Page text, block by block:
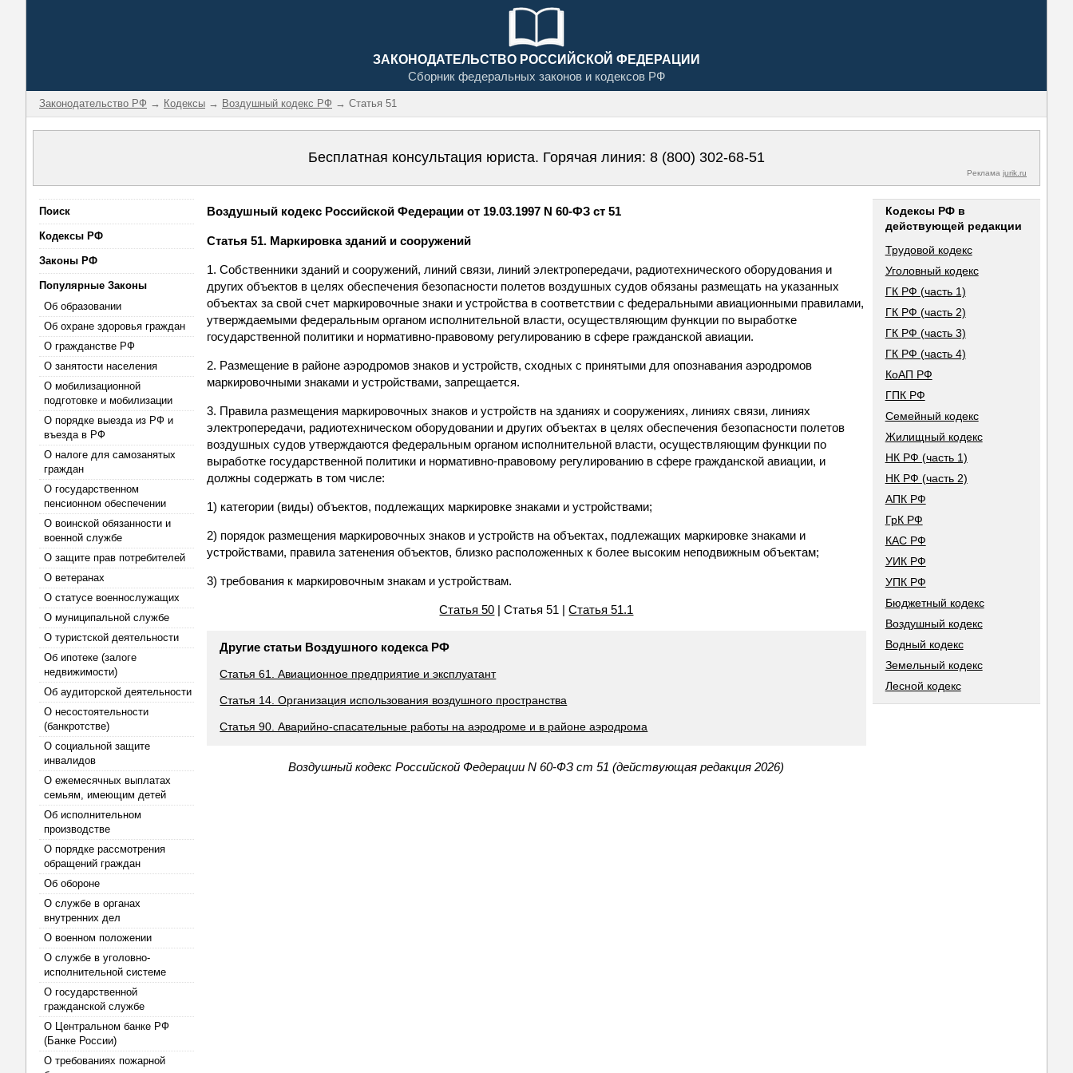
ЗАКОНОДАТЕЛЬСТВО РОССИЙСКОЙ ФЕДЕРАЦИИ
Сборник федеральных законов и кодексов РФ
Законодательство РФ → Кодексы → Воздушный кодекс РФ → Статья 51
Бесплатная консультация юриста. Горячая линия: 8 (800) 302-68-51
Реклама jurik.ru
Поиск
Кодексы РФ
Законы РФ
Популярные Законы
Об образовании
Об охране здоровья граждан
О гражданстве РФ
О занятости населения
О мобилизационной
подготовке и мобилизации
О порядке выезда из РФ и
въезда в РФ
О налоге для самозанятых
граждан
О государственном
пенсионном обеспечении
О воинской обязанности и
военной службе
О защите прав потребителей
О ветеранах
О статусе военнослужащих
О муниципальной службе
О туристской деятельности
Об ипотеке (залоге
недвижимости)
Об аудиторской деятельности
О несостоятельности
(банкротстве)
О социальной защите
инвалидов
О ежемесячных выплатах
семьям, имеющим детей
Об исполнительном
производстве
О порядке рассмотрения
обращений граждан
Об обороне
О службе в органах
внутренних дел
О военном положении
О службе в уголовно-
исполнительной системе
О государственной
гражданской службе
О Центральном банке РФ
(Банке России)
О требованиях пожарной
Воздушный кодекс Российской Федерации от 19.03.1997 N 60-ФЗ ст 51
Статья 51. Маркировка зданий и сооружений
1. Собственники зданий и сооружений, линий связи, линий электропередачи, радиотехнического оборудования и
других объектов в целях обеспечения безопасности полетов воздушных судов обязаны размещать на указанных
объектах за свой счет маркировочные знаки и устройства в соответствии с федеральными авиационными правилами,
утверждаемыми федеральным органом исполнительной власти, осуществляющим функции по выработке
государственной политики и нормативно-правовому регулированию в сфере гражданской авиации.
2. Размещение в районе аэродромов знаков и устройств, сходных с принятыми для опознавания аэродромов
маркировочными знаками и устройствами, запрещается.
3. Правила размещения маркировочных знаков и устройств на зданиях и сооружениях, линиях связи, линиях
электропередачи, радиотехническом оборудовании и других объектах в целях обеспечения безопасности полетов
воздушных судов утверждаются федеральным органом исполнительной власти, осуществляющим функции по
выработке государственной политики и нормативно-правовому регулированию в сфере гражданской авиации, и
должны содержать в том числе:
1) категории (виды) объектов, подлежащих маркировке знаками и устройствами;
2) порядок размещения маркировочных знаков и устройств на объектах, подлежащих маркировке знаками и
устройствами, правила затенения объектов, близко расположенных к более высоким неподвижным объектам;
3) требования к маркировочным знакам и устройствам.
Статья 50 | Статья 51 |Статья 51.1
Другие статьи Воздушного кодекса РФ
Статья 61. Авиационное предприятие и эксплуатант
Статья 14. Организация использования воздушного пространства
Статья 90. Аварийно-спасательные работы на аэродроме и в районе аэродрома
Воздушный кодекс Российской Федерации N 60-ФЗ ст 51 (действующая редакция 2026)
Кодексы РФ в
действующей редакции
Трудовой кодекс
Уголовный кодекс
ГК РФ (часть 1)
ГК РФ (часть 2)
ГК РФ (часть 3)
ГК РФ (часть 4)
КоАП РФ
ГПК РФ
Семейный кодекс
Жилищный кодекс
НК РФ (часть 1)
НК РФ (часть 2)
АПК РФ
ГрК РФ
КАС РФ
УИК РФ
УПК РФ
Бюджетный кодекс
Воздушный кодекс
Водный кодекс
Земельный кодекс
Лесной кодекс